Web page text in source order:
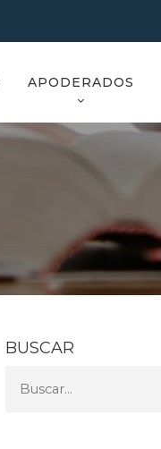
APODERADOS
BUSCAR